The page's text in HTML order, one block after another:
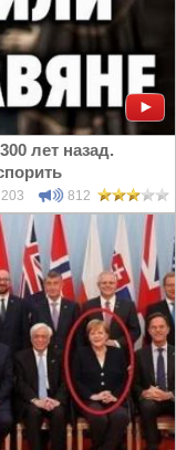
лет назад.
812